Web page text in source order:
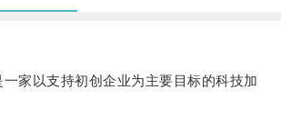
以支持初创企业为主要目标的科技加